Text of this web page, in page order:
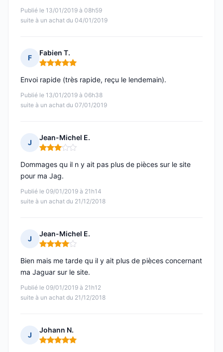
Publié le 13/01/2019 à 08h59
suite à un achat du 04/01/2019
F
Fabien T.
Note : 5 sur 5
Publié le 13/01/2019 à 06h38
suite à un achat du 07/01/2019
Envoi rapide (très rapide, reçu le lendemain).
J
Jean-Michel E.
Note : 3 sur 5
Publié le 09/01/2019 à 21h14
suite à un achat du 21/12/2018
Dommages qu il n y ait pas plus de pièces sur le site
pour ma Jag.
J
Jean-Michel E.
Note : 4 sur 5
Publié le 09/01/2019 à 21h12
suite à un achat du 21/12/2018
Bien mais me tarde qu il y ait plus de pièces concernant
ma Jaguar sur le site.
J
Johann N.
Note : 5 sur 5